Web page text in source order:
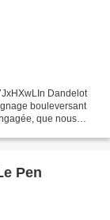
Dandelot
bouleversant
que nous
Pen